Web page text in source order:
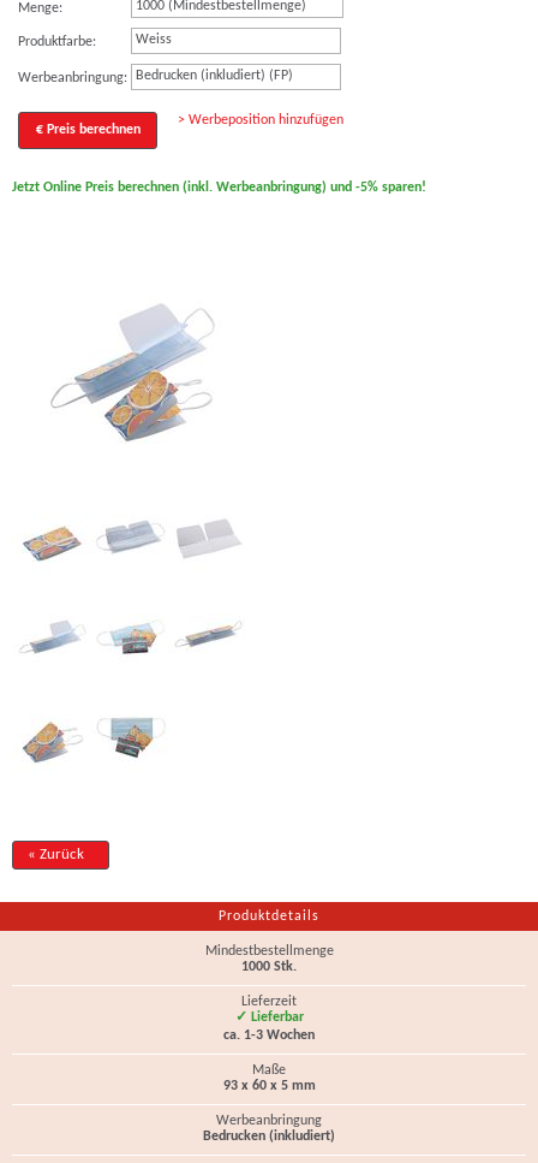
Menge:
Produktfarbe: Weiss
Werbeanbringung: Bedrucken (inkludiert) (FP)
€ Preis berechnen
> Werbeposition hinzufügen
Jetzt Online Preis berechnen (inkl. Werbeanbringung) und -5% sparen!
« Zurück
Produktdetails
Mindestbestellmenge
1000 Stk.
Lieferzeit
✓ Lieferbar
ca. 1-3 Wochen
Maße
93 x 60 x 5 mm
Werbeanbringung
Bedrucken (inkludiert)